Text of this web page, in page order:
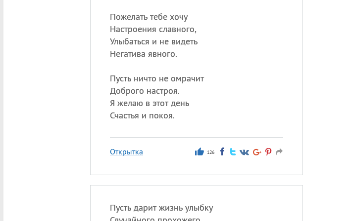
Пожелать тебе хочу
Настроения славного,
Улыбаться и не видеть
Негатива явного.
Пусть ничто не омрачит
Доброго настроя.
Я желаю в этот день
Счастья и покоя.
Открытка 126
Пусть дарит жизнь улыбку